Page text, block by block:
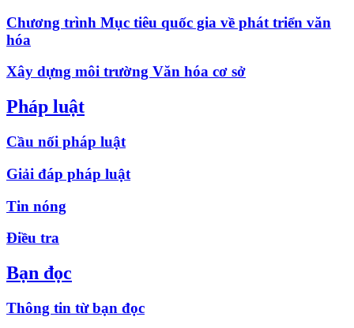
Chương trình Mục tiêu quốc gia về phát triển văn
hóa
Xây dựng môi trường Văn hóa cơ sở
Pháp luật
Cầu nối pháp luật
Giải đáp pháp luật
Tin nóng
Điều tra
Bạn đọc
Thông tin từ bạn đọc